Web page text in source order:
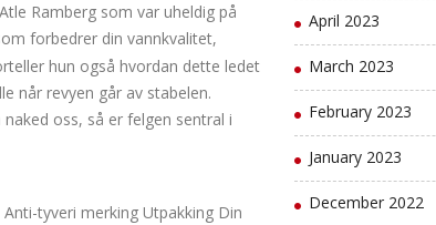
Ramberg som var uheldig på
forbedrer din vannkvalitet,
hun også hvordan dette ledet
når revyen går av stabelen.
oss, så er felgen sentral i
tyveri merking Utpakking Din
April 2023
March 2023
February 2023
January 2023
December 2022